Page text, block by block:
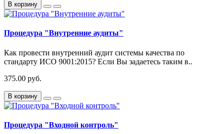
В корзину
Процедура "Внутренние аудиты"
Как провести внутренний аудит системы качества по
стандарту ИСО 9001:2015? Если Вы задаетесь таким в..
375.00 руб.
В корзину
Процедура "Входной контроль"